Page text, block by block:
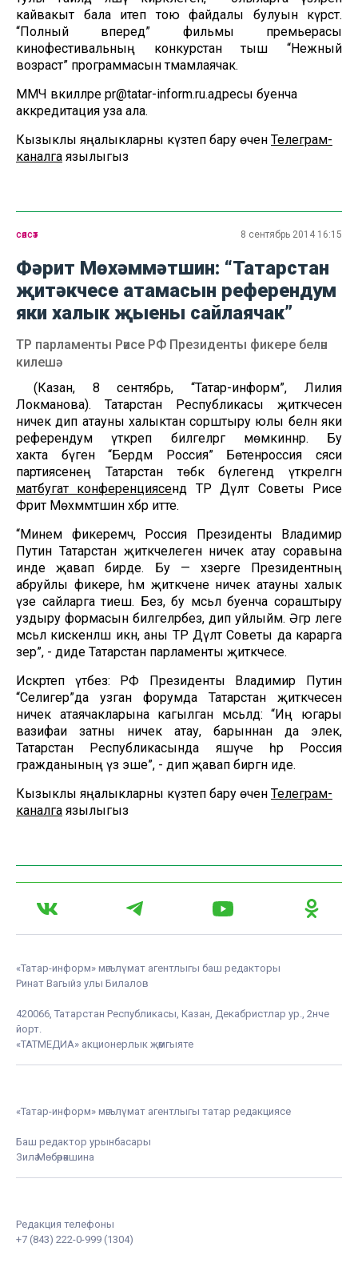
кайвакыт бала итеп тою файдалы булуын күрсәтә.
“Полный вперед” фильмы премьерасы
кинофестивальның конкурстан тыш “Нежный
возраст” программасын тәмамлаячак.
ММЧ вәкилләре pr@tatar-inform.ru.адресы буенча
аккредитация уза ала.
Кызыклы яңалыкларны күзәтеп бару өчен Телеграм-
каналга язылыгыз
сәясәт 8 сентябрь 2014 16:15
Фәрит Мөхәммәтшин: “Татарстан
җитәкчесе атамасын референдум
яки халык җыены сайлаячак”
ТР парламенты Рәисе РФ Президенты фикере белән
килешә
(Казан, 8 сентябрь, “Татар-информ”, Лилия
Локманова). Татарстан Республикасы җитәкчесен
ничек дип атауны халыктан сорштыру юлы белән яки
референдум үткәреп билгеләргә мөмкиннәр. Бу
хакта бүген “Бердәм Россия” Бөтенроссия сәяси
партиясенең Татарстан төбәк бүлегендә үткәрелгән
матбугат конференциясендә ТР Дәүләт Советы Рәисе
Фәрит Мөхәммәтшин хәбәр итте.
“Минем фикеремчә, Россия Президенты Владимир
Путин Татарстан җитәкчелеген ничек атау соравына
инде җавап бирде. Бу — хәзерге Президентның
абруйлы фикере, һәм җитәкчене ничек атауны халык
үзе сайларга тиеш. Без, бу мәсьәлә буенча сораштыру
уздыру формасын билгеләрбез, дип уйлыйм. Әгәр әлеге
мәсьәлә кискенләшә икән, аны ТР Дәүләт Советы да карарга
әзер”, - диде Татарстан парламенты җитәкчесе.
Искәртеп үтәбез: РФ Президенты Владимир Путин
“Селигер”да узган форумда Татарстан җитәкчесен
ничек атаячакларына кагылган мәсьәләдә: “Иң югары
вазифаи затны ничек атау, барыннан да элек,
Татарстан Республикасында яшәүче һәр Россия
гражданының үз эше”, - дип җавап биргән иде.
Кызыклы яңалыкларны күзәтеп бару өчен Телеграм-
каналга язылыгыз
«Татар-информ» мәгълүмат агентлыгы баш редакторы
Ринат Вагыйз улы Билалов
420066, Татарстан Республикасы, Казан, Декабристлар ур., 2нче
йорт.
«ТАТМЕДИА» акционерлык җәмгыяте
«Татар-информ» мәгълүмат агентлыгы татар редакциясе
Баш редактор урынбасары
Зилә Мөбәрәкшина
Редакция телефоны
+7 (843) 222-0-999 (1304)